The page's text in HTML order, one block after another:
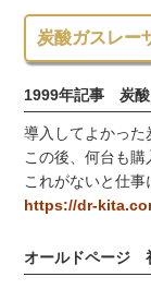
炭酸ガスレー
1999年記事 炭酸
導入してよかった
この後、何台も
これがないと仕事
https://dr-
オールドページ